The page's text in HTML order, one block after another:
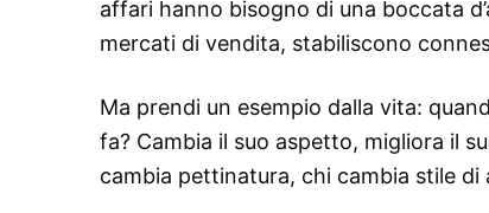
affari hanno bisogno di una boccata
mercati di vendita, stabiliscono
Ma prendi un esempio dalla vita:
fa? Cambia il suo aspetto, migliora il
cambia pettinatura, chi cambia stile